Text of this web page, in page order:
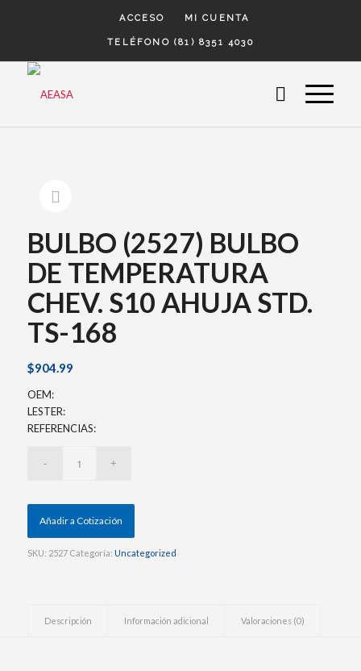
ACCESO MI CUENTA
TELÉFONO (81) 8351 4030
BULBO (2527) BULBO
DE TEMPERATURA
CHEV. S10 AHUJA STD.
TS-168
$904.99
OEM:
LESTER:
REFERENCIAS:
Añadir a Cotización
SKU: 2527 Categoría: Uncategorized
Descripción Información adicional Valoraciones (0)